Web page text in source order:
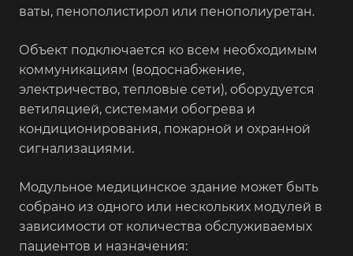
ваты, пенополистирол или пенополиуретан.
Объект подключается ко всем необходимым
коммуникациям (водоснабжение,
электричество, тепловые сети), оборудуется
ветиляцией, системами обогрева и
кондиционирования, пожарной и охранной
сигнализациями.
Модульное медицинское здание может быть
собрано из одного или нескольких модулей в
зависимости от количества обслуживаемых
пациентов и назначения: